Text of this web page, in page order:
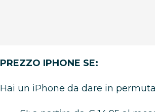
PREZZO IPHONE SE:
Hai un iPhone da dare in